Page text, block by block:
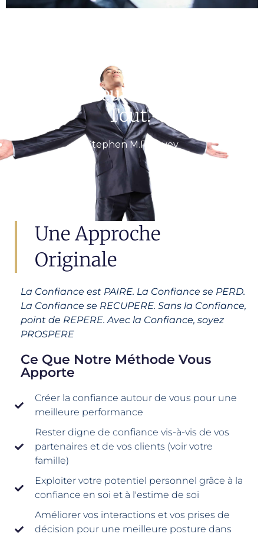
“Le Facteur Qui Change
Tout.”
Stephen M.R Covey
Une Approche
Originale
La Confiance est PAIRE. La Confiance se PERD.
La Confiance se RECUPERE. Sans la Confiance,
point de REPERE. Avec la Confiance, soyez
PROSPERE
Ce Que Notre Méthode Vous
Apporte
Créer la confiance autour de vous pour une
meilleure performance
Rester digne de confiance vis-à-vis de vos
partenaires et de vos clients (voir votre
famille)
Exploiter votre potentiel personnel grâce à la
confiance en soi et à l'estime de soi
Améliorer vos interactions et vos prises de
décision pour une meilleure posture dans